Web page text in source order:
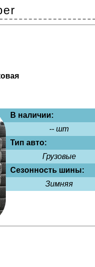
В наличии:
-- шт
Тип авто:
Грузовые
Сезонность шины:
Зимняя